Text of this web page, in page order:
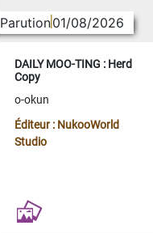
Parution01/08/2026
DAILY MOO-TING : Herd
Copy
o-okun
Éditeur : NukooWorld
Studio